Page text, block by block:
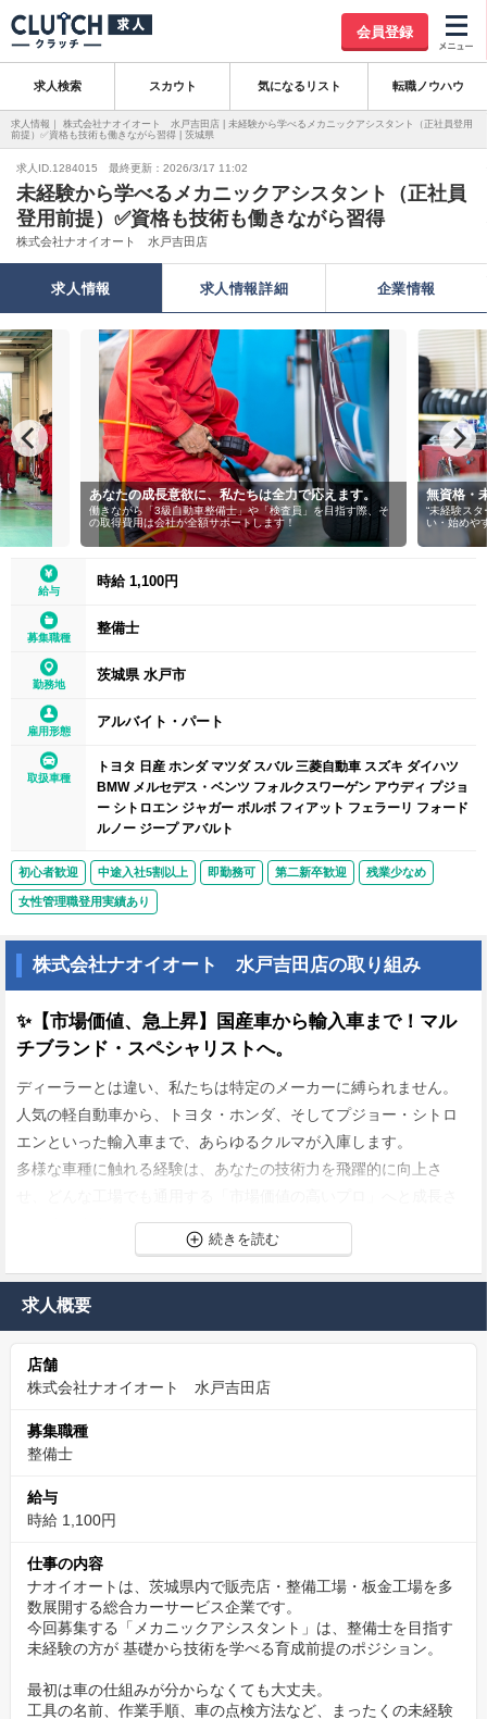
会員登録
求人検索 スカウト 気になるリスト 転職ノウハウ
求人情報｜ 株式会社ナオイオート 水戸吉田店 | 未経験から学べるメカニックアシスタント（正社員登用
前提）✅資格も技術も働きながら習得 | 茨城県
求人ID.1284015 最終更新：2026/3/17 11:02
未経験から学べるメカニックアシスタント（正社員
登用前提）✅資格も技術も働きながら習得
株式会社ナオイオート 水戸吉田店
求人情報 求人情報詳細 企業情報
あなたの成長意欲に、私たちは全力で応えます。
働きながら「3級自動車整備士」や「検査員」を目指す際、そ
の取得費用は会社が全額サポートします！
無資格・未
“未経験スター
い・始めやすい
給与
時給 1,100円
募集職種
整備士
勤務地
茨城県 水戸市
雇用形態
アルバイト・パート
取扱車種
トヨタ 日産 ホンダ マツダ スバル 三菱自動車 スズキ ダイハツ
BMW メルセデス・ベンツ フォルクスワーゲン アウディ プジョ
ー シトロエン ジャガー ボルボ フィアット フェラーリ フォード
ルノー ジープ アバルト
初心者歓迎 中途入社5割以上 即勤務可 第二新卒歓迎 残業少なめ
女性管理職登用実績あり
株式会社ナオイオート 水戸吉田店の取り組み
✨【市場価値、急上昇】国産車から輸入車まで！マル
チブランド・スペシャリストへ。
ディーラーとは違い、私たちは特定のメーカーに縛られません。
人気の軽自動車から、トヨタ・ホンダ、そしてプジョー・シトロ
エンといった輸入車まで、あらゆるクルマが入庫します。
多様な車種に触れる経験は、あなたの技術力を飛躍的に向上さ
✨6か月後に“正社員”を目指せる、未経験育成枠
今回のメカニックアシスタントは 正社員登用を前提とした採用。
ャリアを築けます。
「未経験から安定した仕事に就きたい」「技術職への最初の一歩
を踏み出したい」
そんな想いに応えられる育成ポジションです。
アルバイトとしてスタートすることで、
・環境が合うか確かめられる
・基礎を固めながら無理なく成長できる
・働きながら資格取得が可能
という安心のステップを踏めます。
✨多店舗展開企業ならではの、圧倒的な「経験の幅」
ナオイオートは車の販売・車検・整備・鈑金塗装・コーティン
求人概要
店舗
株式会社ナオイオート 水戸吉田店
募集職種
整備士
給与
時給 1,100円
仕事の内容
ナオイオートは、茨城県内で販売店・整備工場・板金工場を多
数展開する総合カーサービス企業です。
今回募集する「メカニックアシスタント」は、整備士を目指す
未経験の方が 基礎から技術を学べる育成前提のポジション。
最初は車の仕組みが分からなくても大丈夫。
工具の名前、作業手順、車の点検方法など、まったくの未経験